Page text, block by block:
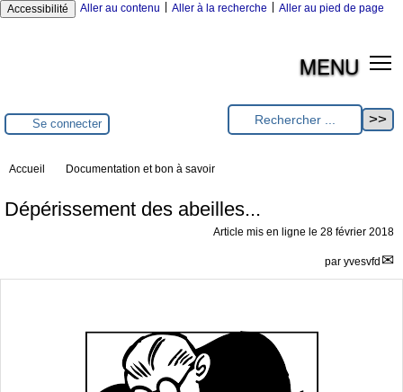
Accessibilité Aller au contenu Aller à la recherche Aller au pied de page
MENU
Se connecter
Accueil Documentation et bon à savoir
Dépérissement des abeilles...
Article mis en ligne le 28 février 2018
par yvesvfd